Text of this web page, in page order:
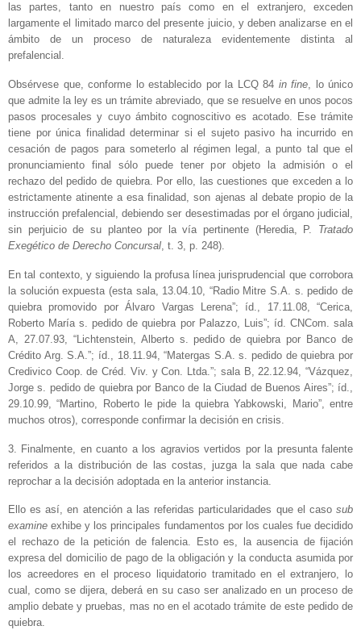
las partes, tanto en nuestro país como en el extranjero, exceden
largamente el limitado marco del presente juicio, y deben analizarse en el
ámbito de un proceso de naturaleza evidentemente distinta al
prefalencial.
Obsérvese que, conforme lo establecido por la LCQ 84 in fine , lo único
que admite la ley es un trámite abreviado, que se resuelve en unos pocos
pasos procesales y cuyo ámbito cognoscitivo es acotado. Ese trámite
tiene por única finalidad determinar si el sujeto pasivo ha incurrido en
cesación de pagos para someterlo al régimen legal, a punto tal que el
pronunciamiento final sólo puede tener por objeto la admisión o el
rechazo del pedido de quiebra. Por ello, las cuestiones que exceden a lo
estrictamente atinente a esa finalidad, son ajenas al debate propio de la
instrucción prefalencial, debiendo ser desestimadas por el órgano judicial,
sin perjuicio de su planteo por la vía pertinente (Heredia, P. Tratado
Exegético de Derecho Concursal , t. 3, p. 248).
En tal contexto, y siguiendo la profusa línea jurisprudencial que corrobora
la solución expuesta (esta sala, 13.04.10, “Radio Mitre S.A. s. pedido de
quiebra promovido por Álvaro Vargas Lerena”; íd., 17.11.08, “Cerica,
Roberto María s. pedido de quiebra por Palazzo, Luis”; íd. CNCom. sala
A, 27.07.93, “Lichtenstein, Alberto s. pedido de quiebra por Banco de
Crédito Arg. S.A.”; íd., 18.11.94, “Matergas S.A. s. pedido de quiebra por
Credivico Coop. de Créd. Viv. y Con. Ltda.”; sala B, 22.12.94, “Vázquez,
Jorge s. pedido de quiebra por Banco de la Ciudad de Buenos Aires”; íd.,
29.10.99, “Martino, Roberto le pide la quiebra Yabkowski, Mario”, entre
muchos otros), corresponde confirmar la decisión en crisis.
3. Finalmente, en cuanto a los agravios vertidos por la presunta falente
referidos a la distribución de las costas, juzga la sala que nada cabe
reprochar a la decisión adoptada en la anterior instancia.
Ello es así, en atención a las referidas particularidades que el caso sub
examine exhibe y los principales fundamentos por los cuales fue decidido
el rechazo de la petición de falencia. Esto es, la ausencia de fijación
expresa del domicilio de pago de la obligación y la conducta asumida por
los acreedores en el proceso liquidatorio tramitado en el extranjero, lo
cual, como se dijera, deberá en su caso ser analizado en un proceso de
amplio debate y pruebas, mas no en el acotado trámite de este pedido de
quiebra.